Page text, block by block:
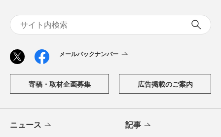
メールバックナンバー
寄稿・取材企画募集 広告掲載のご案内
ニュース 記事